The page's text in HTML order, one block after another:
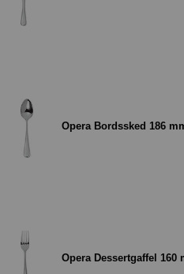
Opera Bordssked 186
Opera Dessertgaffel 160